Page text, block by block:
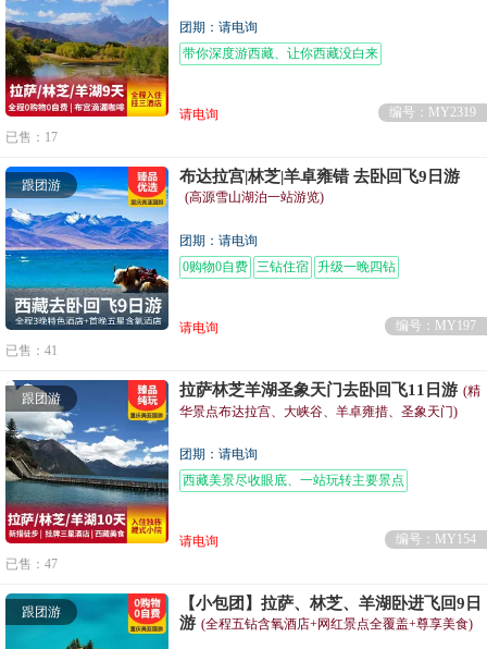
团期：请电询
带你深度游西藏、让你西藏没白来
请电询
编号：MY2319
已售：17
跟团游 布达拉宫|林芝|羊卓雍错 去卧回飞9日游
(高源雪山湖泊一站游览)
团期：请电询
0购物0自费 三钻住宿 升级一晚四钻
请电询
编号：MY197
已售：41
跟团游 拉萨林芝羊湖圣象天门去卧回飞11日游 (精
华景点布达拉宫、大峡谷、羊卓雍措、圣象天门)
团期：请电询
西藏美景尽收眼底、一站玩转主要景点
请电询
编号：MY154
已售：47
跟团游
【小包团】拉萨、林芝、羊湖卧进飞回9日
游 (全程五钻含氧酒店+网红景点全覆盖+尊享美食)